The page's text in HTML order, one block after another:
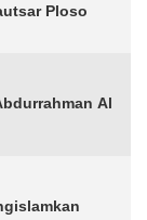
Ploso
Al